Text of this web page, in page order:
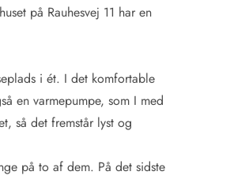
på Rauhesvej 11 har en
i ét. I det komfortable
en varmepumpe, som I med
så det fremstår lyst og
på to af dem. På det sidste